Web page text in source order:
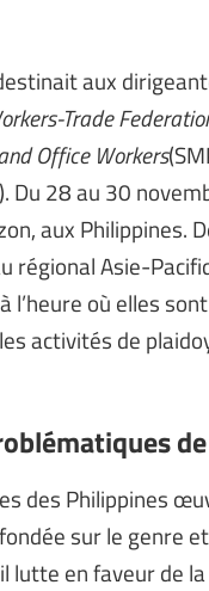
aux
Trade
Office Workers
Du 28 au 30
aux
régional Asie-
l’heure où elles
activités de
des Philippines
sur le genre
lutte en faveur de